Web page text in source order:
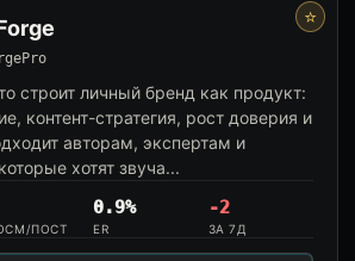
⭐
строит личный бренд как продукт:
контент-стратегия, рост доверия и
авторам, экспертам и
хотят звуча...
ПОСТ
0.9%
ER
-2
ЗА 7Д